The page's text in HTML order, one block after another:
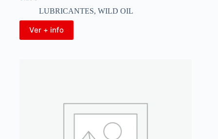
LUBRICANTES, WILD OIL
Ver + info